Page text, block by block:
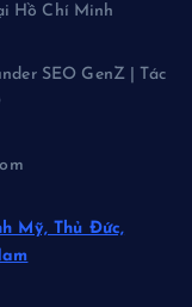
Hồ Chí Minh
SEO GenZ | Tác
Mỹ, Thủ Đức,